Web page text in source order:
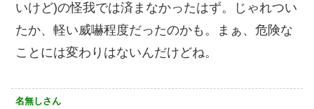
いけど)の怪我では済まなかったはず。じゃれつい
たか、軽い威嚇程度だったのかも。まぁ、危険な
ことには変わりはないんだけどね。
名無しさん